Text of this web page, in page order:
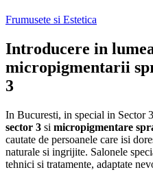
Frumusete si Estetica
Introducere in
micropigmentarii
3
In Bucuresti, in special in Sector
sector 3 si micropigmentare
cautate de persoanele care isi
naturale si ingrijite. Salonele
tehnici si tratamente, adaptate